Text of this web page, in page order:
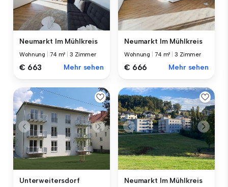
Neumarkt Im Mühlkreis
Wohnung 74 m² |3 Zimmer
€ 663 Mehr sehen
Neumarkt Im Mühlkreis
Wohnung 74 m² |3 Zimmer
€ 666 Mehr sehen
Unterweitersdorf Neumarkt Im Mühlkreis